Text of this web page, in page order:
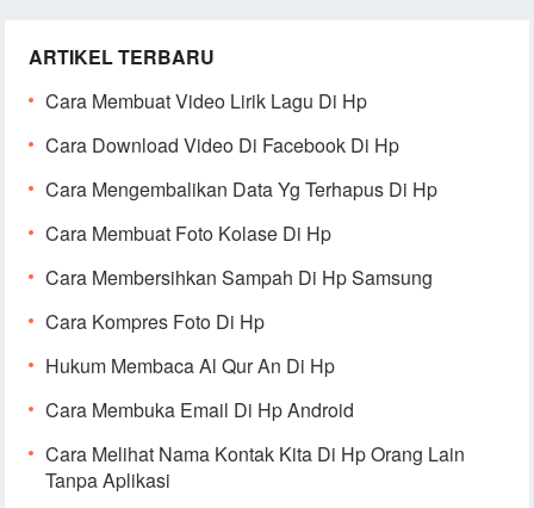
ARTIKEL TERBARU
Cara Membuat Video Lirik Lagu Di Hp
Cara Download Video Di Facebook Di Hp
Cara Mengembalikan Data Yg Terhapus Di Hp
Cara Membuat Foto Kolase Di Hp
Cara Membersihkan Sampah Di Hp Samsung
Cara Kompres Foto Di Hp
Hukum Membaca Al Qur An Di Hp
Cara Membuka Email Di Hp Android
Cara Melihat Nama Kontak Kita Di Hp Orang Lain
Tanpa Aplikasi